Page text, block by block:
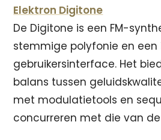
Elektron Digitone
De Digitone is een FM-
stemmige polyfonie en
gebruikersinterface. Het
balans tussen
met modulatietools en
concurreren met die van de